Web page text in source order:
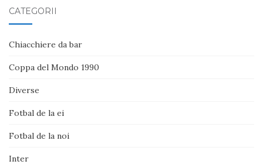
CATEGORII
Chiacchiere da bar
Coppa del Mondo 1990
Diverse
Fotbal de la ei
Fotbal de la noi
Inter